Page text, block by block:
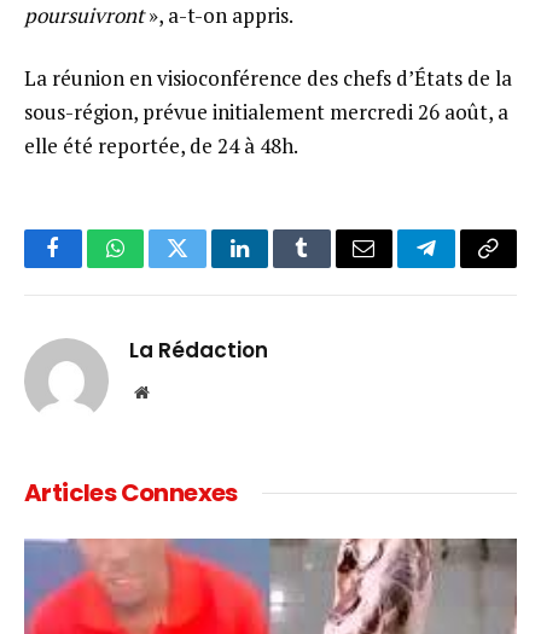
poursuivront», a-t-on appris.
La réunion en visioconférence des chefs d’États de la
sous-région, prévue initialement mercredi 26 août, a
elle été reportée, de 24 à 48h.
FacebookWhatsAppTwitterLinkedInTumblrEmail TelegramCopy
La Rédaction
Website
Articles Connexes